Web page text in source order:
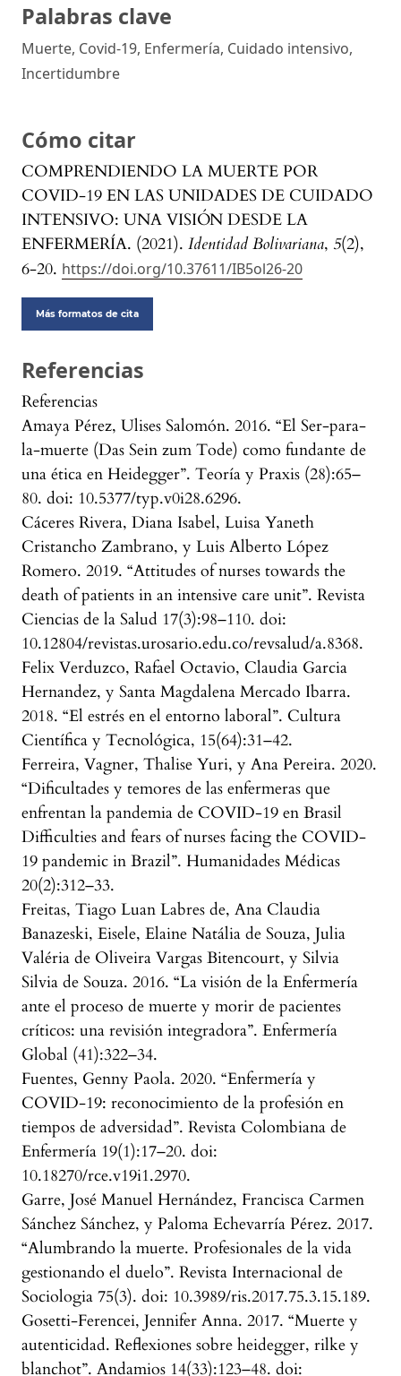
Palabras clave
Muerte, Covid-19, Enfermería, Cuidado intensivo,
Incertidumbre
Cómo citar
COMPRENDIENDO LA MUERTE POR
COVID-19 EN LAS UNIDADES DE CUIDADO
INTENSIVO: UNA VISIÓN DESDE LA
ENFERMERÍA. (2021). Identidad Bolivariana, 5(2),
6-20. https://doi.org/10.37611/IB5ol26-20
Más formatos de cita
Referencias
Referencias
Amaya Pérez, Ulises Salomón. 2016. “El Ser-para-
la-muerte (Das Sein zum Tode) como fundante de
una ética en Heidegger”. Teoría y Praxis (28):65–
80. doi: 10.5377/typ.v0i28.6296.
Cáceres Rivera, Diana Isabel, Luisa Yaneth
Cristancho Zambrano, y Luis Alberto López
Romero. 2019. “Attitudes of nurses towards the
death of patients in an intensive care unit”. Revista
Ciencias de la Salud 17(3):98–110. doi:
10.12804/revistas.urosario.edu.co/revsalud/a.8368.
Felix Verduzco, Rafael Octavio, Claudia Garcia
Hernandez, y Santa Magdalena Mercado Ibarra.
2018. “El estrés en el entorno laboral”. Cultura
Científica y Tecnológica, 15(64):31–42.
Ferreira, Vagner, Thalise Yuri, y Ana Pereira. 2020.
“Dificultades y temores de las enfermeras que
enfrentan la pandemia de COVID-19 en Brasil
Difficulties and fears of nurses facing the COVID-
19 pandemic in Brazil”. Humanidades Médicas
20(2):312–33.
Freitas, Tiago Luan Labres de, Ana Claudia
Banazeski, Eisele, Elaine Natália de Souza, Julia
Valéria de Oliveira Vargas Bitencourt, y Silvia
Silvia de Souza. 2016. “La visión de la Enfermería
ante el proceso de muerte y morir de pacientes
críticos: una revisión integradora”. Enfermería
Global (41):322–34.
Fuentes, Genny Paola. 2020. “Enfermería y
COVID-19: reconocimiento de la profesión en
tiempos de adversidad”. Revista Colombiana de
Enfermería 19(1):17–20. doi:
10.18270/rce.v19i1.2970.
Garre, José Manuel Hernández, Francisca Carmen
Sánchez Sánchez, y Paloma Echevarría Pérez. 2017.
“Alumbrando la muerte. Profesionales de la vida
gestionando el duelo”. Revista Internacional de
Sociologia 75(3). doi: 10.3989/ris.2017.75.3.15.189.
Gosetti-Ferencei, Jennifer Anna. 2017. “Muerte y
autenticidad. Reflexiones sobre heidegger, rilke y
blanchot”. Andamios 14(33):123–48. doi: